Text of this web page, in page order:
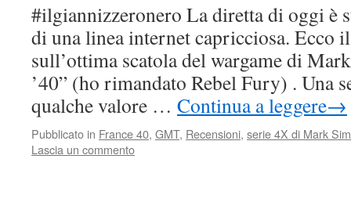
#ilgiannizzeronero La diretta di oggi è
di una linea internet capricciosa. Ecco
sull’ottima scatola del wargame di
’40” (ho rimandato Rebel Fury) . Una
qualche valore … Continua a leggere→
Pubblicato in France 40, GMT, Recensioni, serie 4X di Mark
Lascia un commento